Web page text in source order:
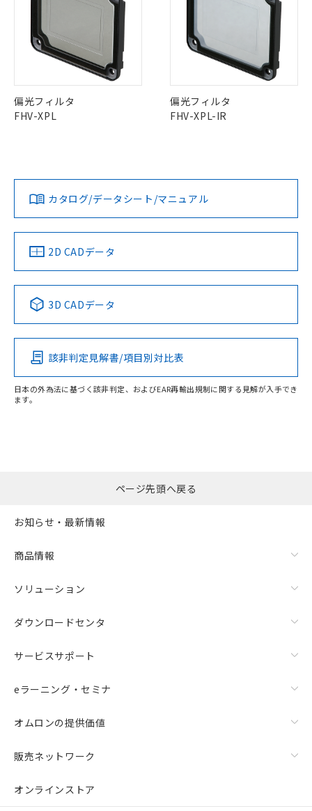
偏光フィルタ
FHV-XPL
偏光フィルタ
FHV-XPL-IR
カタログ/データシート/マニュアル
2D CADデータ
3D CADデータ
該非判定見解書/項目別対比表
日本の外為法に基づく該非判定、およびEAR再輸出規制に関する見解が入手でき
ます。
ページ先頭へ戻る
お知らせ・最新情報
商品情報
ソリューション
ダウンロードセンタ
サービスサポート
eラーニング・セミナ
オムロンの提供価値
販売ネットワーク
オンラインストア